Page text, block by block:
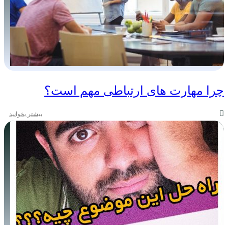
چرا مهارت های ارتباطی مهم است؟
بیشتر بخوانید